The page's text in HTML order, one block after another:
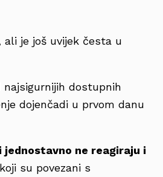
ali je još uvijek česta u
najsigurnijih dostupnih
dojenčadi u prvom danu
ne reagiraju i
su povezani s